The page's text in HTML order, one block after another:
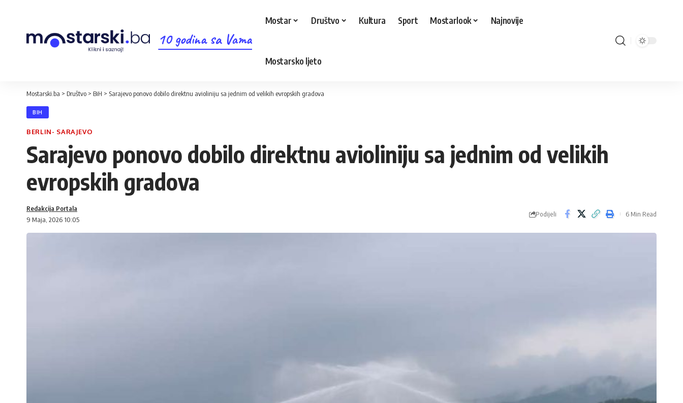
10 godina sa Vama
Mostar Društvo Kultura Sport Mostarlook Najnovije
Mostarsko ljeto
Mostarski.ba > Društvo > BiH > Sarajevo ponovo dobilo direktnu avioliniju sa jednim od velikih evropskih gradova
BIH
BERLIN- SARAJEVO
Sarajevo ponovo dobilo direktnu avioliniju sa jednim od velikih
evropskih gradova
9 Maja, 2026 10:05
Redakcija Portala
Podijeli 6 Min Read